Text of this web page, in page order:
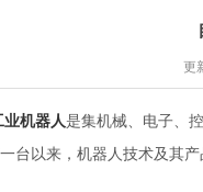
更
业机器人是集机械、电子、
台以来，机器人技术及其